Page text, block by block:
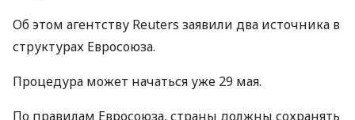
Об этом агентству Reuters заявили два источника в
структурах Евросоюза.
Процедура может начаться уже 29 мая.
По правилам Евросоюза, страны должны сохранять